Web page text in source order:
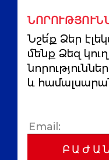
Նշե՛ք Ձեր
մենք Ձեզ
և